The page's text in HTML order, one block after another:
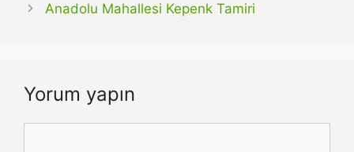
Anadolu Mahallesi Kepenk Tamiri
Yorum yapın